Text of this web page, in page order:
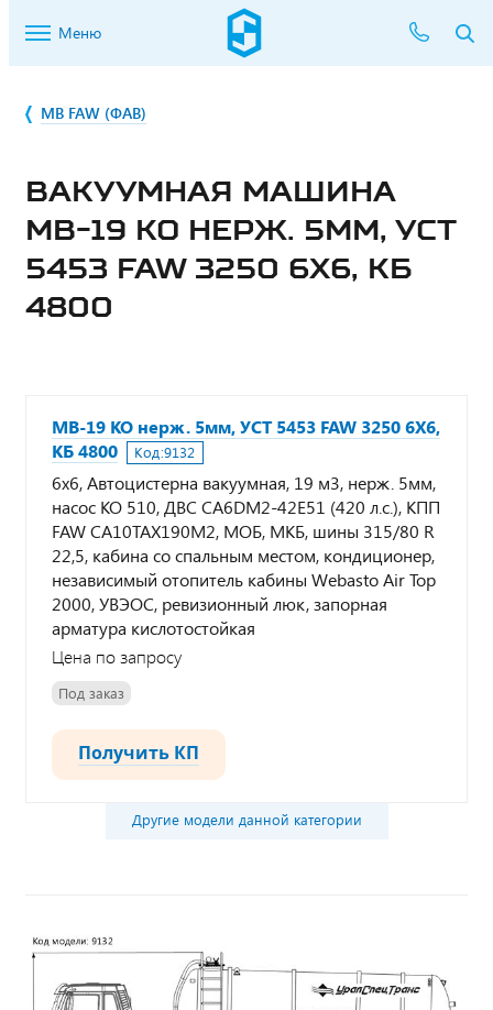
Меню
МВ FAW (ФАВ)
ВАКУУМНАЯ МАШИНА
МВ-19 КО НЕРЖ. 5ММ, УСТ
5453 FAW 3250 6Х6, КБ
4800
МВ-19 КО нерж. 5мм, УСТ 5453 FAW 3250 6Х6,
КБ 4800
Код:9132
6х6, Автоцистерна вакуумная, 19 м3, нерж. 5мм,
насос КО 510, ДВС CA6DM2-42E51 (420 л.с.), КПП
FAW CA10TAX190M2, МОБ, МКБ, шины 315/80 R
22,5, кабина со спальным местом, кондиционер,
независимый отопитель кабины Webasto Air Top
2000, УВЭОС, ревизионный люк, запорная
арматура кислотостойкая
Цена по запросу
Под заказ
Получить КП
Другие модели данной категории